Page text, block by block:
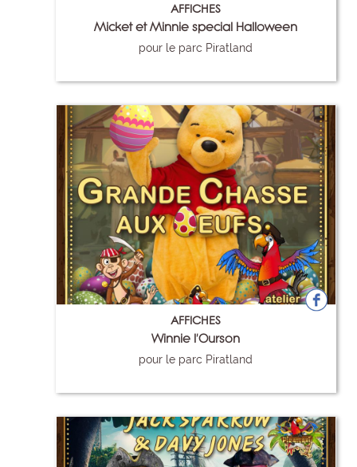
AFFICHES
Micket et Minnie special Halloween
pour le parc Piratland
AFFICHES
Winnie l'Ourson
pour le parc Piratland